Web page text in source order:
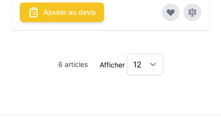
Ajouter au devis
6 articles Afficher